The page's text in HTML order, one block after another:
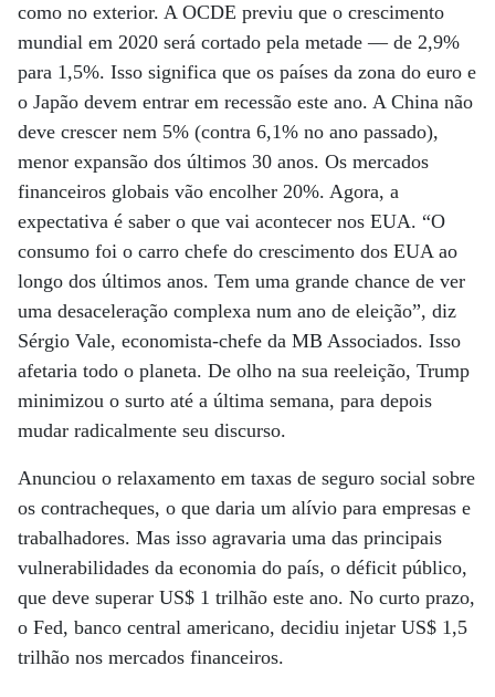
como no exterior. A OCDE previu que o crescimento
mundial em 2020 será cortado pela metade — de 2,9%
para 1,5%. Isso significa que os países da zona do euro e
o Japão devem entrar em recessão este ano. A China não
deve crescer nem 5% (contra 6,1% no ano passado),
menor expansão dos últimos 30 anos. Os mercados
financeiros globais vão encolher 20%. Agora, a
expectativa é saber o que vai acontecer nos EUA. “O
consumo foi o carro chefe do crescimento dos EUA ao
longo dos últimos anos. Tem uma grande chance de ver
uma desaceleração complexa num ano de eleição”, diz
Sérgio Vale, economista-chefe da MB Associados. Isso
afetaria todo o planeta. De olho na sua reeleição, Trump
minimizou o surto até a última semana, para depois
mudar radicalmente seu discurso.
Anunciou o relaxamento em taxas de seguro social sobre
os contracheques, o que daria um alívio para empresas e
trabalhadores. Mas isso agravaria uma das principais
vulnerabilidades da economia do país, o déficit público,
que deve superar US$ 1 trilhão este ano. No curto prazo,
o Fed, banco central americano, decidiu injetar US$ 1,5
trilhão nos mercados financeiros.